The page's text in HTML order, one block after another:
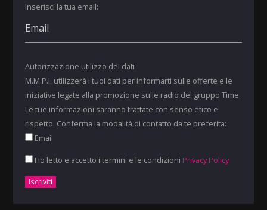
Inserisci la tua email:
Autorizzazione utilizzo dei dati
M.M.P.I. utilizzerà i tuoi dati per informarti sulle offerte e le
iniziative legate alla promozione sulle radio del gruppo Time.
Le tue informazioni saranno trattate con senso etico e
rispetto. Conferma la modalità di contatto da te preferita:
Email
Ho letto e accetto i termini e le condizioni Privacy Policy